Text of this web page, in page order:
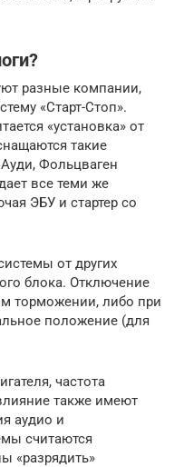
разные компании,
«Старт-Стоп».
«установка» от
такие
Фольцваген
все теми же
ЭБУ и стартер со
от других
блока. Отключение
торможении, либо при
положение (для
частота
также имеют
аудио и
считаются
«разрядить»